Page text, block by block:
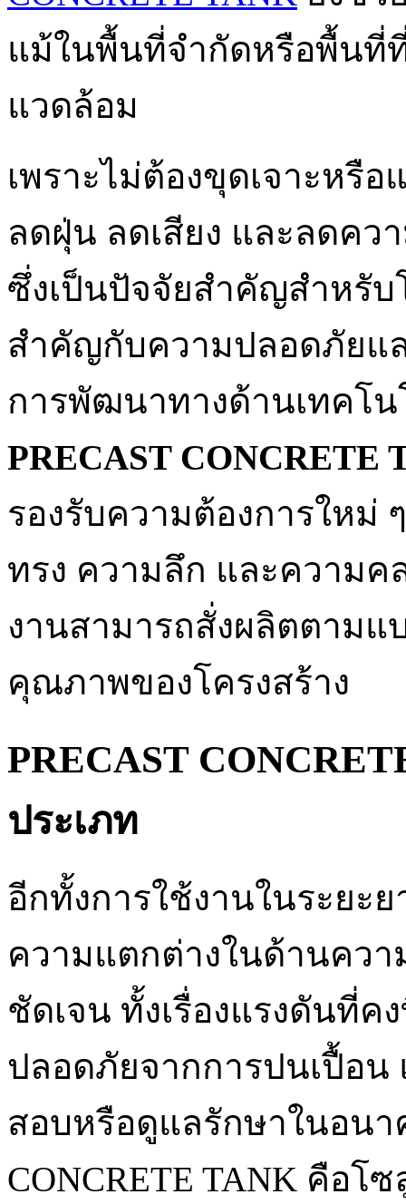
แม้ในพื้นที่จำกัดหรือพื้นที่
แวดล้อม
เพราะไม่ต้องขุดเจาะหรื
ลดฝุ่น ลดเสียง และลดคว
ซึ่งเป็นปัจจัยสำคัญสำหรั
สำคัญกับความปลอดภัยแ
การพัฒนาทางด้านเทคโน
PRECAST CONCRETE
รองรับความต้องการใหม่
ทรง ความลึก และความค
งานสามารถสั่งผลิตตามแ
คุณภาพของโครงสร้าง
PRECAST
ประเภท
อีกทั้งการใช้งานในระยะ
ความแตกต่างในด้านคว
ชัดเจน ทั้งเรื่องแรงดันที่
ปลอดภัยจากการปนเปื้อน
สอบหรือดูแลรักษาในอนา
CONCRETE TANK คือ